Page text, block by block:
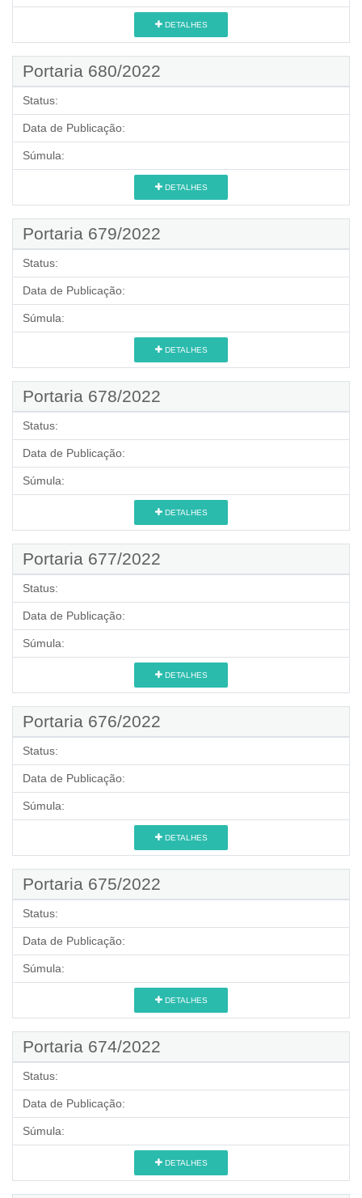
DETALHES
Portaria 680/2022
Status:
Data de Publicação:
Súmula:
DETALHES
Portaria 679/2022
Status:
Data de Publicação:
Súmula:
DETALHES
Portaria 678/2022
Status:
Data de Publicação:
Súmula:
DETALHES
Portaria 677/2022
Status:
Data de Publicação:
Súmula:
DETALHES
Portaria 676/2022
Status:
Data de Publicação:
Súmula:
DETALHES
Portaria 675/2022
Status:
Data de Publicação:
Súmula:
DETALHES
Portaria 674/2022
Status:
Data de Publicação:
Súmula:
DETALHES